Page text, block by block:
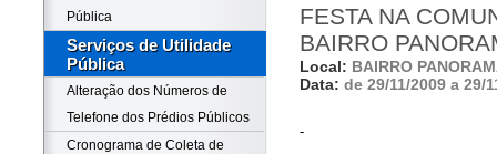
Pública
Serviços de Utilidade
Pública
Alteração dos Números de
Telefone dos Prédios Públicos
Cronograma de Coleta de
FESTA NA
BAIRRO
Local: BAIRRO
Data: de 29/11/2009 a 29/
-